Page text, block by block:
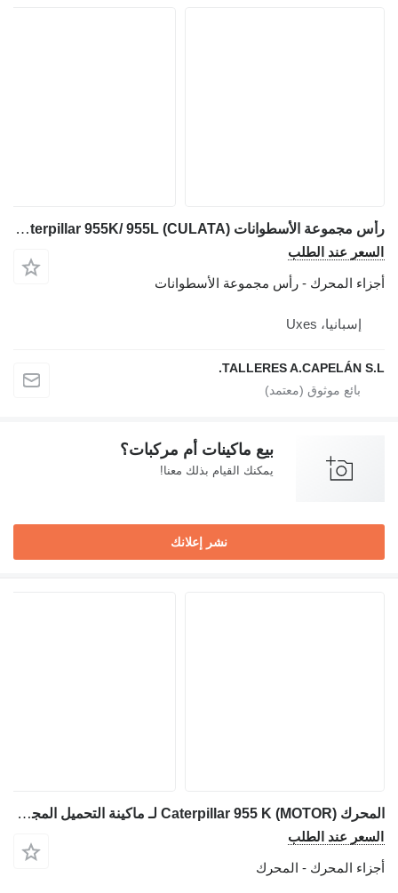
رأس مجموعة الأسطوانات Caterpillar 955K/ 955L (CULATA) لـ ماكينة التحميل المجنزرة Caterpillar 955K/ 955L
السعر عند الطلب
أجزاء المحرك - رأس مجموعة الأسطوانات
إسبانيا، Uxes
TALLERES A.CAPELÁN S.L.
بيع ماكينات أم مركبات؟
يمكنك القيام بذلك معنا!
نشر إعلانك
المحرك Caterpillar 955 K (MOTOR) لـ ماكينة التحميل المجنزرة Caterpillar 955 K
السعر عند الطلب
أجزاء المحرك - المحرك